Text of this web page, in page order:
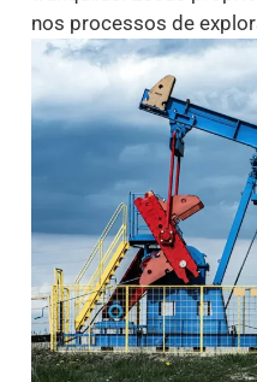
nos processos de